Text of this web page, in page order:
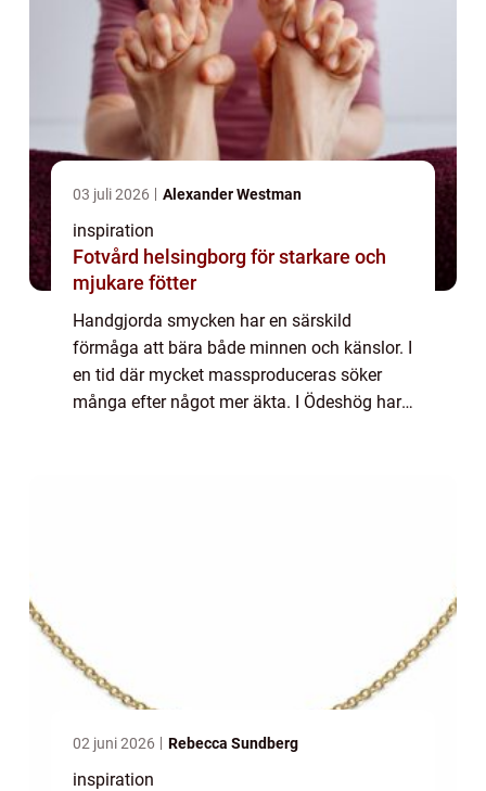
03 juli 2026 Alexander Westman
inspiration
Fotvård helsingborg för starkare och
mjukare fötter
Handgjorda smycken har en särskild
förmåga att bära både minnen och känslor. I
en tid där mycket massproduceras söker
många efter något mer äkta. I Ödeshög har
02 juni 2026 Rebecca Sundberg
inspiration